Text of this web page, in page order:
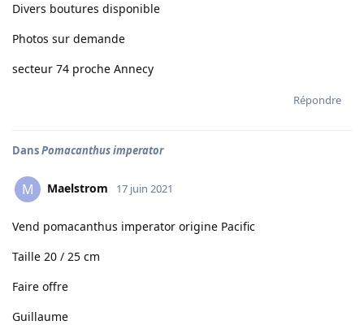
Divers boutures disponible
Photos sur demande
secteur 74 proche Annecy
Répondre
DansPomacanthus imperator
M Maelstrom 17 juin 2021
Vend pomacanthus imperator origine Pacific
Taille 20 / 25 cm
Faire offre
Guillaume